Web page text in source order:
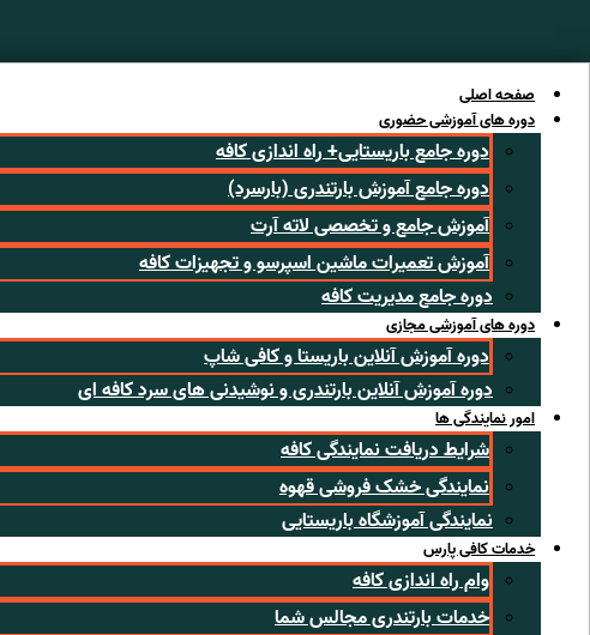
صفحه اصلی
دوره های آموزشی حضوری
دوره جامع باریستایی+ راه اندازی کافه
دوره جامع آموزش بارتندری (بارسرد)
آموزش جامع و تخصصی لاته آرت
آموزش تعمیرات ماشین اسپرسو و تجهیزات کافه
دوره جامع مدیریت کافه
دوره های آموزشی مجازی
دوره آموزش آنلاین باریستا و کافی شاپ
دوره آموزش آنلاین بارتندری و نوشیدنی های سرد کافه ای
امور نمایندگی ها
شرایط دریافت نمایندگی کافه
نمایندگی خشک فروشی قهوه
نمایندگی آموزشگاه باریستایی
خدمات کافی پارس
وام راه اندازی کافه
خدمات بارتندری مجالس شما